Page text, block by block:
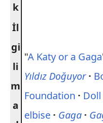
k
İl
gi
li
m
a
"A Katy or a Gaga
Yıldız Doğuyor ·
Foundation ·
elbise · Gaga ·